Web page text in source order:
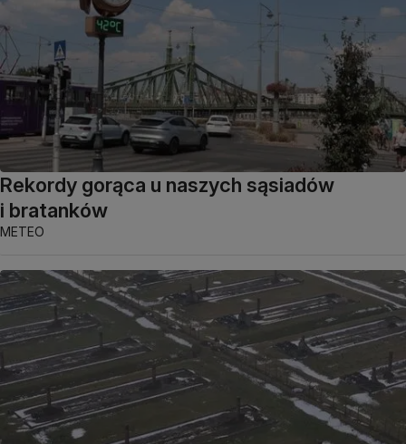
Rekordy gorąca u naszych sąsiadów
i bratanków
METEO